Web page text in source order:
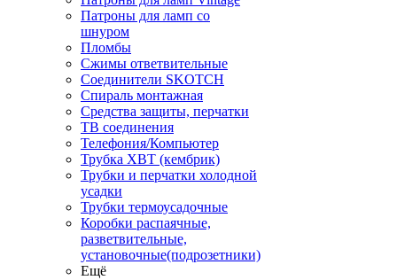
Патроны для ламп со
шнуром
Пломбы
Сжимы ответвительные
Соединители SKOTCH
Спираль монтажная
Средства защиты, перчатки
ТВ соединения
Телефония/Компьютер
Трубка ХВТ (кембрик)
Трубки и перчатки холодной
усадки
Трубки термоусадочные
Коробки распаячные,
разветвительные,
установочные(подрозетники)
Ещё